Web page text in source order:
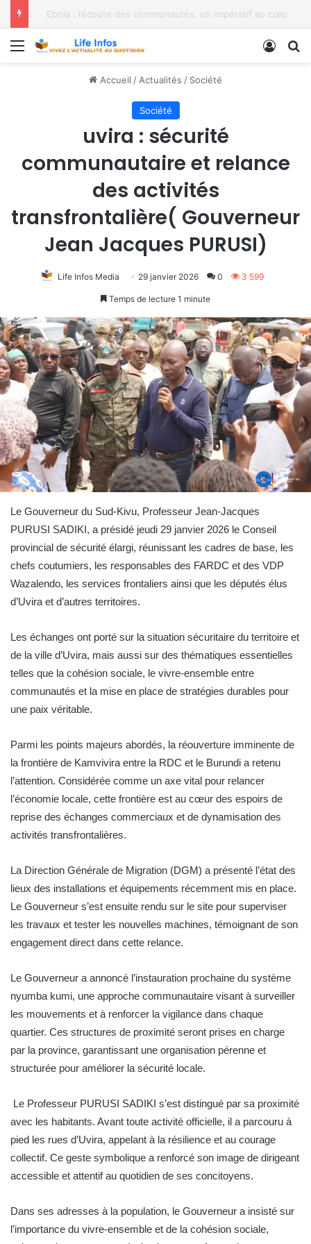
Bukavu : Sensibiliser par l’exemple, les médias équipés pour intensifier la sensibilisation contre Ebola
Menu
Accueil / Actualités / Société
Société
uvira : sécurité
communautaire et relance
des activités
transfrontalière( Gouverneur
Jean Jacques PURUSI)
Life Infos Media 29 janvier 2026 0 3 599
Temps de lecture 1 minute
Le Gouverneur du Sud-Kivu, Professeur Jean-Jacques
PURUSI SADIKI, a présidé jeudi 29 janvier 2026 le Conseil
provincial de sécurité élargi, réunissant les cadres de base, les
chefs coutumiers, les responsables des FARDC et des VDP
Wazalendo, les services frontaliers ainsi que les députés élus
d’Uvira et d’autres territoires.
Les échanges ont porté sur la situation sécuritaire du territoire et
de la ville d’Uvira, mais aussi sur des thématiques essentielles
telles que la cohésion sociale, le vivre-ensemble entre
communautés et la mise en place de stratégies durables pour
une paix véritable.
Parmi les points majeurs abordés, la réouverture imminente de
la frontière de Kamvivira entre la RDC et le Burundi a retenu
l’attention. Considérée comme un axe vital pour relancer
l’économie locale, cette frontière est au cœur des espoirs de
reprise des échanges commerciaux et de dynamisation des
activités transfrontalières.
La Direction Générale de Migration (DGM) a présenté l’état des
lieux des installations et équipements récemment mis en place.
Le Gouverneur s’est ensuite rendu sur le site pour superviser
les travaux et tester les nouvelles machines, témoignant de son
engagement direct dans cette relance.
Le Gouverneur a annoncé l’instauration prochaine du système
nyumba kumi, une approche communautaire visant à surveiller
les mouvements et à renforcer la vigilance dans chaque
quartier. Ces structures de proximité seront prises en charge
par la province, garantissant une organisation pérenne et
structurée pour améliorer la sécurité locale.
Le Professeur PURUSI SADIKI s’est distingué par sa proximité
avec les habitants. Avant toute activité officielle, il a parcouru à
pied les rues d’Uvira, appelant à la résilience et au courage
collectif. Ce geste symbolique a renforcé son image de dirigeant
accessible et attentif au quotidien de ses concitoyens.
Dans ses adresses à la population, le Gouverneur a insisté sur
l’importance du vivre-ensemble et de la cohésion sociale,